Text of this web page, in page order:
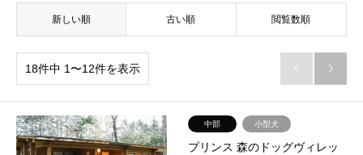
新しい順 古い順 閲覧数順
18件中 1〜12件を表示  
中部 小型犬
プリンス 森のドッグヴィレッ